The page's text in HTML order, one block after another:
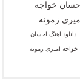
دانلود آهنگ احسان
خواجه امیری زمونه